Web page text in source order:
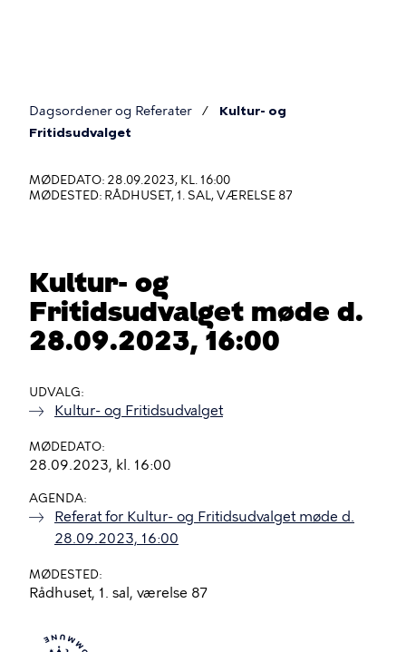
Du
her
Dagsordener og Referater
Kultur- og
Fritidsudvalget
MØDEDATO: 28.09.2023, KL. 16:00
MØDESTED: RÅDHUSET, 1. SAL, VÆRELSE 87
Kultur- og
Fritidsudvalget møde d.
28.09.2023, 16:00
UDVALG
Kultur- og Fritidsudvalget
MØDEDATO
28.09.2023, kl. 16:00
AGENDA
Referat for Kultur- og Fritidsudvalget møde d.
28.09.2023, 16:00
MØDESTED
Rådhuset, 1. sal, værelse 87